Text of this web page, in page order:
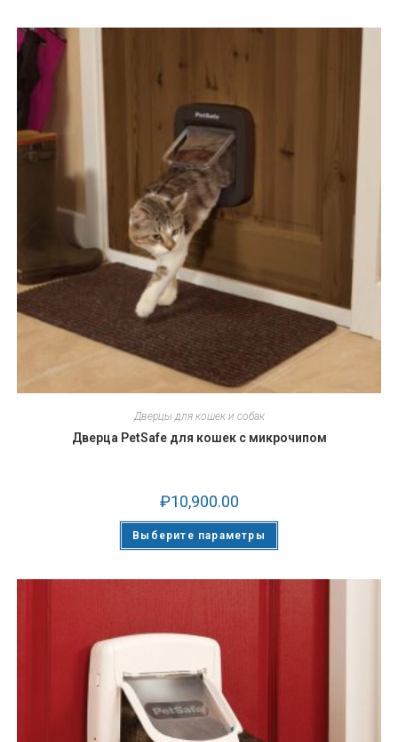
Дверцы для кошек и собак
Дверца PetSafe для кошек с микрочипом
₽10,900.00
Выберите параметры